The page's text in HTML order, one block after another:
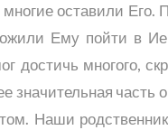
оставили Его.
Ему пойти в
достичь многого,
значительная часть
Наши